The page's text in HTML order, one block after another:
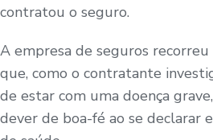
contratou o seguro.
A empresa de seguros
que, como o contratante
de estar com uma doença
dever de boa-fé ao se declarar